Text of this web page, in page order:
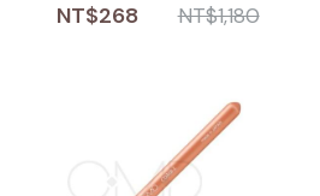
NT$268
NT$1,180